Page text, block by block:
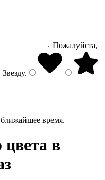
Пожалуйста,
Звезду.
время.
цвета в